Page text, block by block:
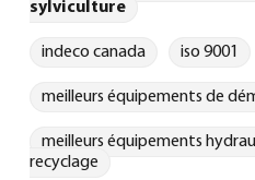
sylviculture
indeco canada iso 9001
meilleurs équipements de
meilleurs équipements
recyclage